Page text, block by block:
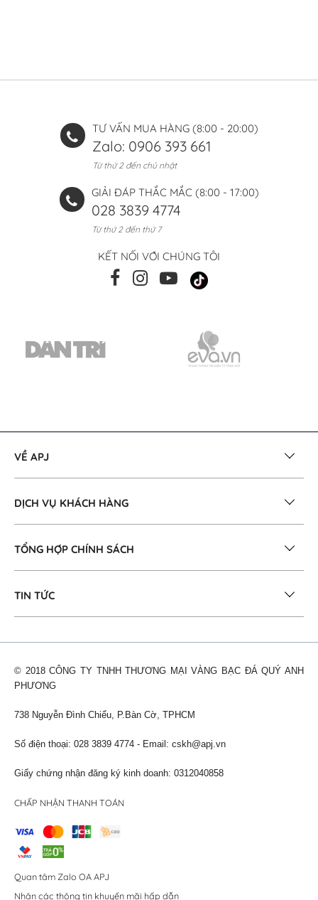
TƯ VẤN MUA HÀNG (8:00 - 20:00)
Zalo: 0906 393 661
Từ thứ 2 đến chủ nhật
GIẢI ĐÁP THẮC MẮC (8:00 - 17:00)
028 3839 4774
Từ thứ 2 đến thứ 7
KẾT NỐI VỚI CHÚNG TÔI
VỀ APJ
DỊCH VỤ KHÁCH HÀNG
TỔNG HỢP CHÍNH SÁCH
TIN TỨC
© 2018 CÔNG TY TNHH THƯƠNG MẠI VÀNG BẠC ĐÁ QUÝ ANH
PHƯƠNG
738 Nguyễn Đình Chiểu, P.Bàn Cờ, TPHCM
Số điện thoại: 028 3839 4774 - Email: cskh@apj.vn
Giấy chứng nhận đăng ký kinh doanh: 0312040858
CHẤP NHẬN THANH TOÁN
Quan tâm Zalo OA APJ
Nhận các thông tin khuyến mãi hấp dẫn